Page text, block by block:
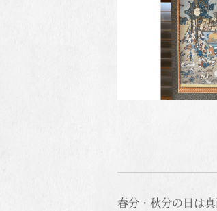
春分・秋分の日は